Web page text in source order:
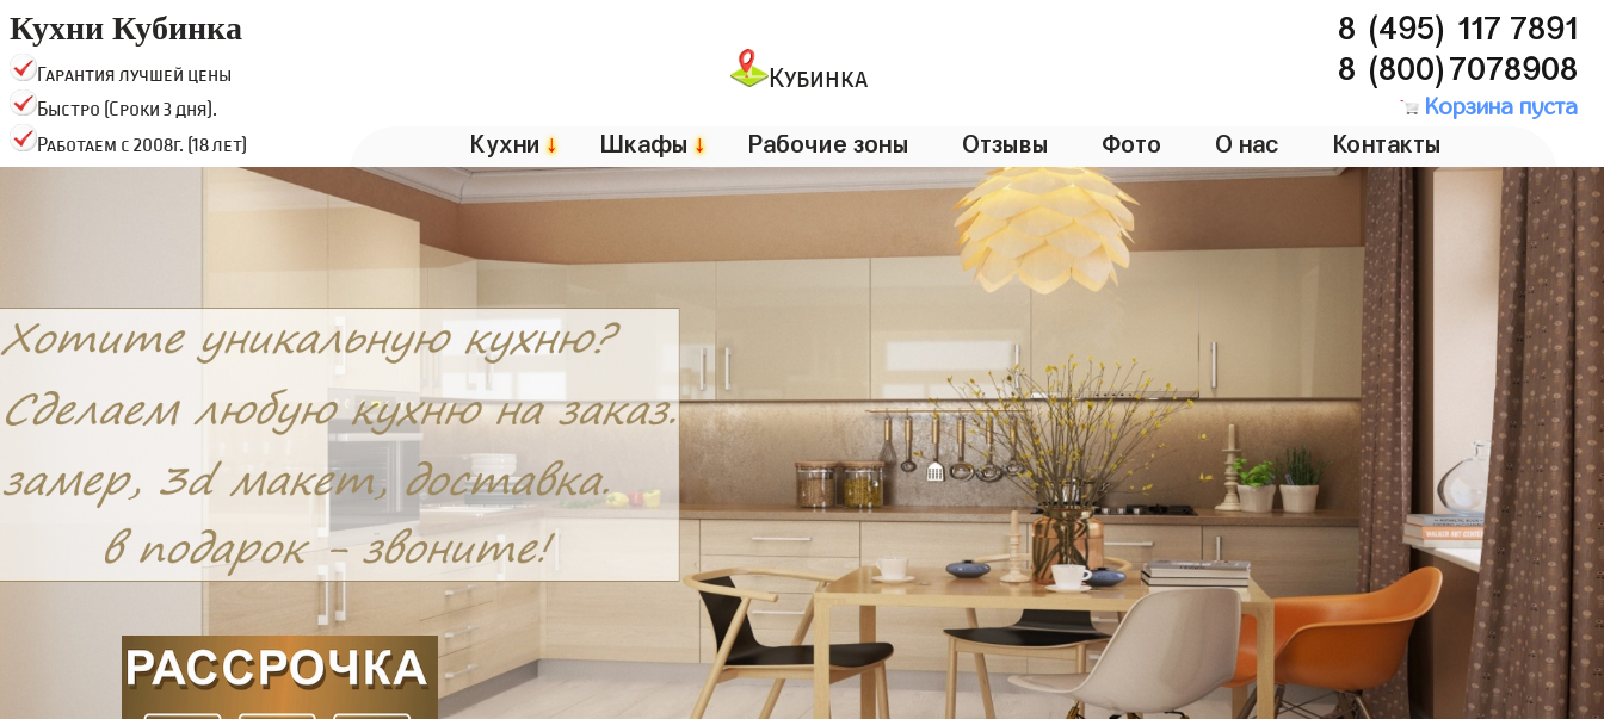
Кухни Кубинка
Гарантия лучшей цены
Быстро (Сроки 3 дня).
Работаем с 2008г. (18 лет)
Кубинка
8 (495) 117 7891
8 (800)7078908
Корзина пуста
Кухни↓ Шкафы↓ Рабочие зоны Отзывы Фото О нас Контакты